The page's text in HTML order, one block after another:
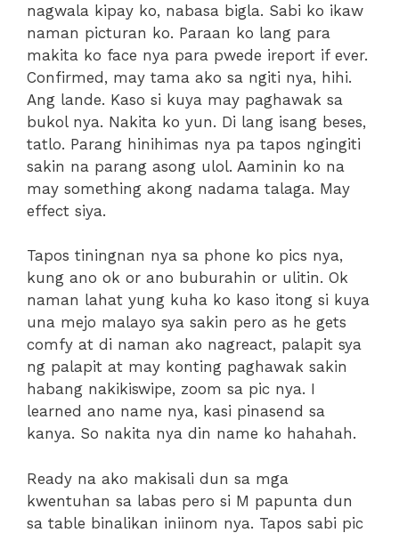
nagwala kipay ko, nabasa bigla. Sabi ko ikaw
naman picturan ko. Paraan ko lang para
makita ko face nya para pwede ireport if ever.
Confirmed, may tama ako sa ngiti nya, hihi.
Ang lande. Kaso si kuya may paghawak sa
bukol nya. Nakita ko yun. Di lang isang beses,
tatlo. Parang hinihimas nya pa tapos ngingiti
sakin na parang asong ulol. Aaminin ko na
may something akong nadama talaga. May
effect siya.
Tapos tiningnan nya sa phone ko pics nya,
kung ano ok or ano buburahin or ulitin. Ok
naman lahat yung kuha ko kaso itong si kuya
una mejo malayo sya sakin pero as he gets
comfy at di naman ako nagreact, palapit sya
ng palapit at may konting paghawak sakin
habang nakikiswipe, zoom sa pic nya. I
learned ano name nya, kasi pinasend sa
kanya. So nakita nya din name ko hahahah.
Ready na ako makisali dun sa mga
kwentuhan sa labas pero si M papunta dun
sa table binalikan iniinom nya. Tapos sabi pic